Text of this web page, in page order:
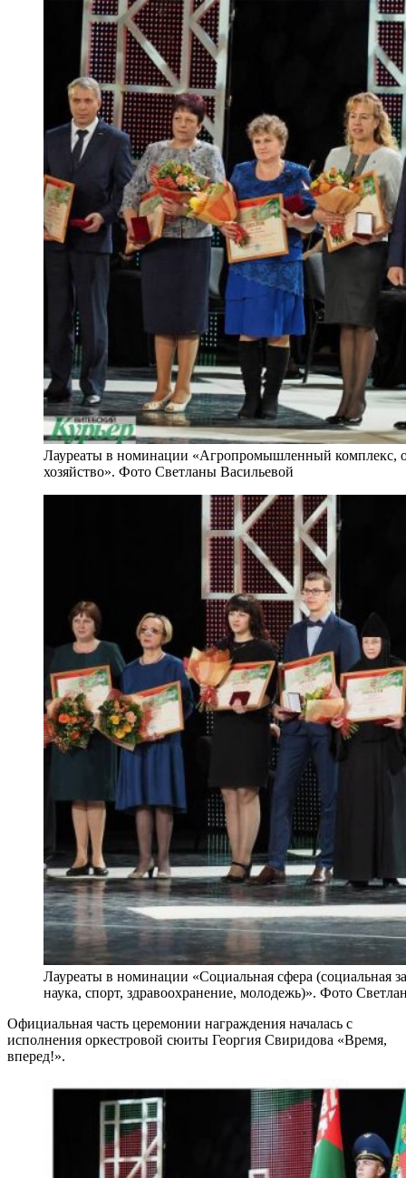
Лауреаты в номинации «Агропромышленный комплекс,
хозяйство». Фото Светланы Васильевой
Лауреаты в номинации «Социальная сфера (социальная
наука, спорт, здравоохранение, молодежь)». Фото
Официальная часть церемонии награждения началась с
исполнения оркестровой сюиты Георгия Свиридова «Время,
вперед!».